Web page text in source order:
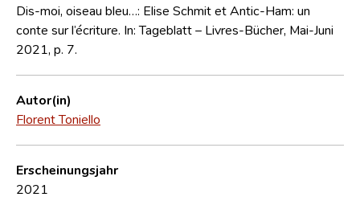
Kontakt
Dis-moi, oiseau bleu…: Elise Schmit et Antic-Ham: un
conte sur l’écriture. In: Tageblatt – Livres-Bücher, Mai-Juni
2021, p. 7.
Autor(in)
Florent Toniello
Erscheinungsjahr
2021